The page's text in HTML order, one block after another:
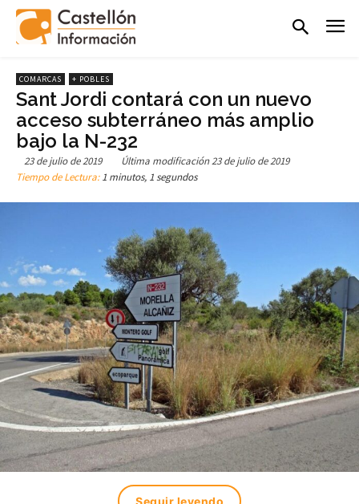
COMARCAS + POBLES
Sant Jordi contará con un nuevo
acceso subterráneo más amplio
bajo la N-232
23 de julio de 2019 Última modificación23 de julio de 2019
Tiempo de Lectura:1 minutos, 1 segundos